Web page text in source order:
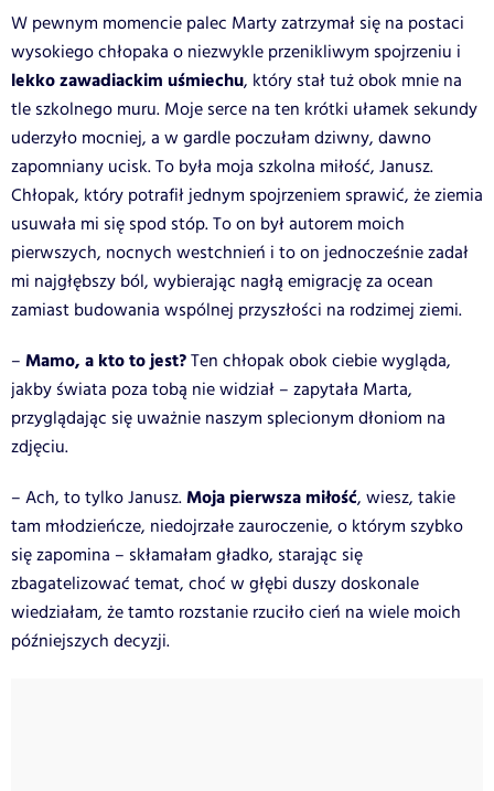
W pewnym momencie palec Marty zatrzymał się na postaci
wysokiego chłopaka o niezwykle przenikliwym spojrzeniu i
lekko zawadiackim uśmiechu, który stał tuż obok mnie na
tle szkolnego muru. Moje serce na ten krótki ułamek sekundy
uderzyło mocniej, a w gardle poczułam dziwny, dawno
zapomniany ucisk. To była moja szkolna miłość, Janusz.
Chłopak, który potrafił jednym spojrzeniem sprawić, że ziemia
usuwała mi się spod stóp. To on był autorem moich
pierwszych, nocnych westchnień i to on jednocześnie zadał
mi najgłębszy ból, wybierając nagłą emigrację za ocean
zamiast budowania wspólnej przyszłości na rodzimej ziemi.
– Mamo, a kto to jest?Ten chłopak obok ciebie wygląda,
jakby świata poza tobą nie widział – zapytała Marta,
przyglądając się uważnie naszym splecionym dłoniom na
zdjęciu.
– Ach, to tylko Janusz.Moja pierwsza miłość, wiesz, takie
tam młodzieńcze, niedojrzałe zauroczenie, o którym szybko
się zapomina – skłamałam gładko, starając się
zbagatelizować temat, choć w głębi duszy doskonale
wiedziałam, że tamto rozstanie rzuciło cień na wiele moich
późniejszych decyzji.